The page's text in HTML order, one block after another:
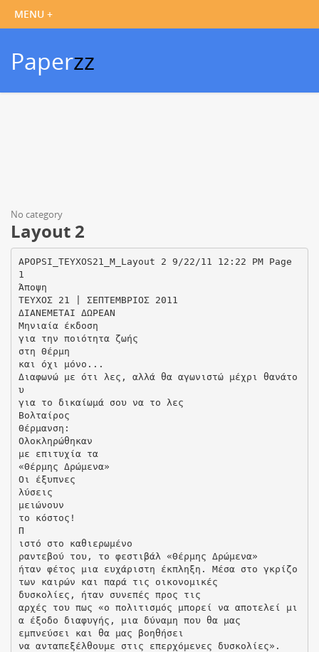
Paperzz
No category
Layout 2
APOPSI_TEYXOS21_M_Layout 2 9/22/11 12:22 PM Page
1
Άποψη
ΤΕΥΧΟΣ 21 | ΣΕΠΤΕΜΒΡΙΟΣ 2011
ΔΙΑΝΕΜΕΤΑΙ ΔΩΡΕΑΝ
Μηνιαία έκδοση
για την ποιότητα ζωής
στη Θέρμη
και όχι μόνο...
Διαφωνώ με ότι λες, αλλά θα αγωνιστώ μέχρι θανάτο
υ
για το δικαίωμά σου να το λες
Βολταίρος
Θέρμανση:
Ολοκληρώθηκαν
με επιτυχία τα
«Θέρμης Δρώμενα»
Οι έξυπνες
λύσεις
μειώνουν
το κόστος!
Π
ιστό στο καθιερωμένο
ραντεβού του, το φεστιβάλ «Θέρμης Δρώμενα»
ήταν φέτος μια ευχάριστη έκπληξη. Μέσα στο γκρίζο
των καιρών και παρά τις οικονομικές
δυσκολίες, ήταν συνεπές προς τις
αρχές του πως «ο πολιτισμός μπορεί να αποτελεί μι
α έξοδο διαφυγής, μια δύναμη που θα μας
εμπνεύσει και θα μας βοηθήσει
να ανταπεξέλθουμε στις επερχόμενες δυσκολίες».